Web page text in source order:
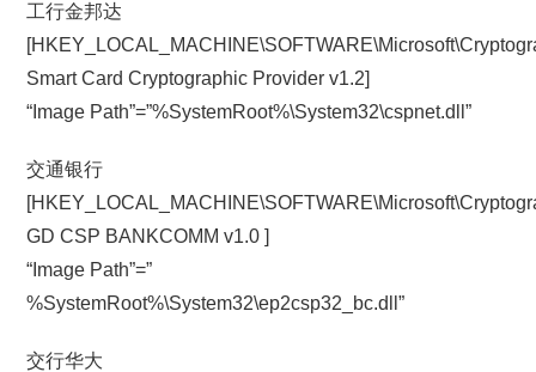
工行金邦达
Smart Card Cryptographic Provider v1.2]
“Image Path”=”%SystemRoot%\System32\cspnet.dll”
交通银行
GD CSP BANKCOMM v1.0 ]
“Image Path”=”
%SystemRoot%\System32\ep2csp32_bc.dll”
交行华大